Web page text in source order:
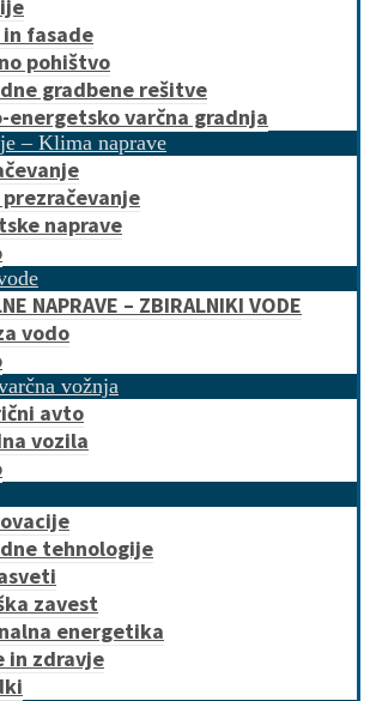
in fasade
pohištvo
gradbene rešitve
energetsko varčna gradnja
– Klima naprave
prezračevanje
naprave
NAPRAVE – ZBIRALNIKI VODE
vodo
vožnja
avto
vozila
tehnologije
zavest
energetika
in zdravje